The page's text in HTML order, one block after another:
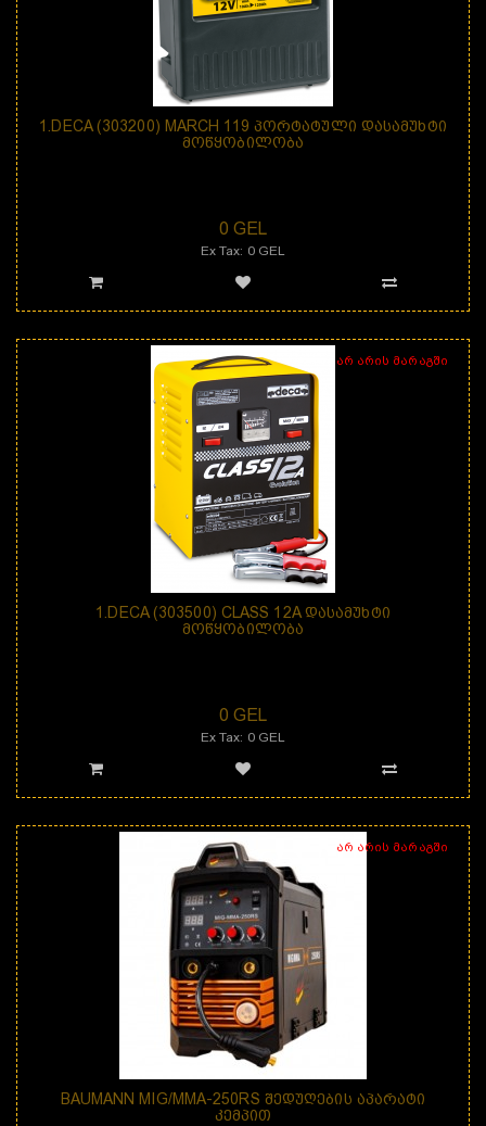
1.DECA (303200) MARCH 119 ᲞᲝᲠᲢᲐᲢᲣᲚᲘ ᲓᲐᲡᲐᲛᲣᲮᲢᲘ
ᲛᲝᲬᲧᲝᲑᲘᲚᲝᲑᲐ
0 GEL
Ex Tax: 0 GEL
არ არის მარაგში
1.DECA (303500) CLASS 12A ᲓᲐᲡᲐᲛᲣᲮᲢᲘ
ᲛᲝᲬᲧᲝᲑᲘᲚᲝᲑᲐ
0 GEL
Ex Tax: 0 GEL
არ არის მარაგში
BAUMANN MIG/MMA-250RS ᲨᲔᲓᲣᲦᲔᲑᲘᲡ ᲐᲞᲐᲠᲐᲢᲘ
ᲙᲔᲛᲞᲘᲗ